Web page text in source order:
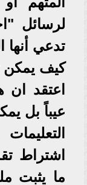
لرسائل
تدعي أنها
كيف يمكن
اعتقد
عيباً بل
اشتراط
ما يثبت